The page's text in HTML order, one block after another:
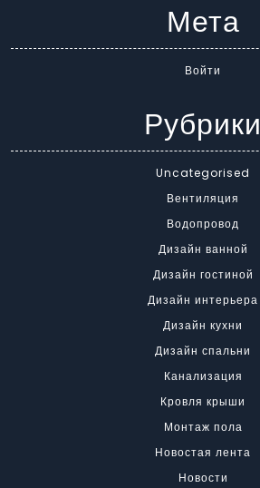
Мета
Войти
Рубрики
Uncategorised
Вентиляция
Водопровод
Дизайн ванной
Дизайн гостиной
Дизайн интерьера
Дизайн кухни
Дизайн спальни
Канализация
Кровля крыши
Монтаж пола
Новостая лента
Новости